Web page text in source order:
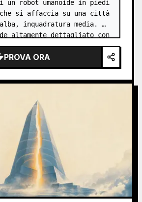
robot umanoide in piedi
si affaccia su una città
inquadratura media.
altamente dettagliato con
ed elementi metallici
realistich…
PROVA ORA